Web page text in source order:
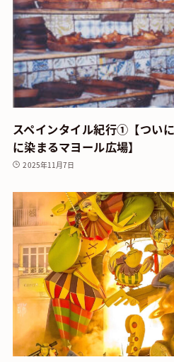
スペインタイル紀行①【つい
に染まるマヨール広場】
2025年11月7日